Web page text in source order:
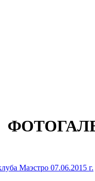
Маэстро 07.06.2015 г.